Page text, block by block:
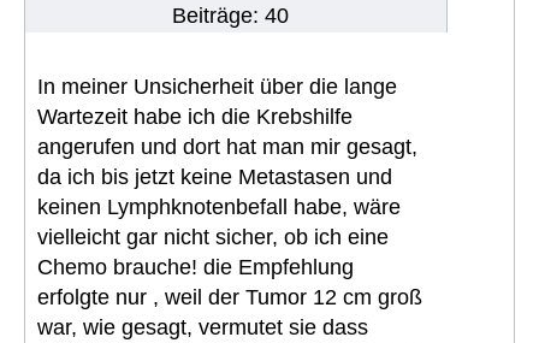
Beiträge: 40
In meiner Unsicherheit über die lange
Wartezeit habe ich die Krebshilfe
angerufen und dort hat man mir gesagt,
da ich bis jetzt keine Metastasen und
keinen Lymphknotenbefall habe, wäre
vielleicht gar nicht sicher, ob ich eine
Chemo brauche! die Empfehlung
erfolgte nur , weil der Tumor 12 cm groß
war, wie gesagt, vermutet sie dass